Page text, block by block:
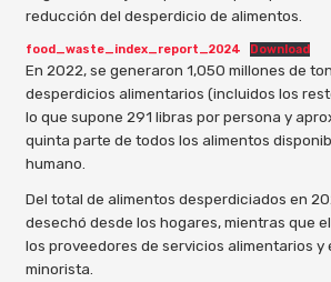
reducción del desperdicio de alimentos.
food_waste_index_report_2024 Download
En 2022, se generaron 1,050 millones de
desperdicios alimentarios (incluidos los
lo que supone 291 libras por persona y
quinta parte de todos los alimentos
humano.
Del total de alimentos desperdiciados en
desechó desde los hogares, mientras que
los proveedores de servicios alimentarios y
minorista.